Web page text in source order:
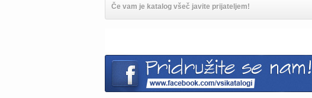
Če vam je katalog všeč javite prijateljem!